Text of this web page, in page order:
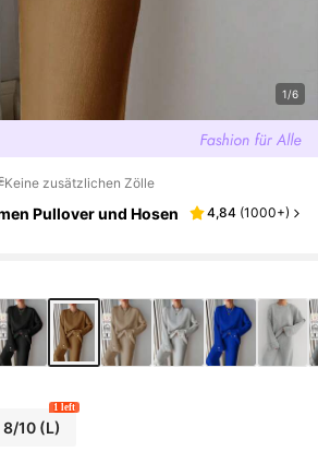
1/6
Keine zusätzlichen Zölle
Pullover und Hosen
4,84 (1000+)
8/10(L)
1 left